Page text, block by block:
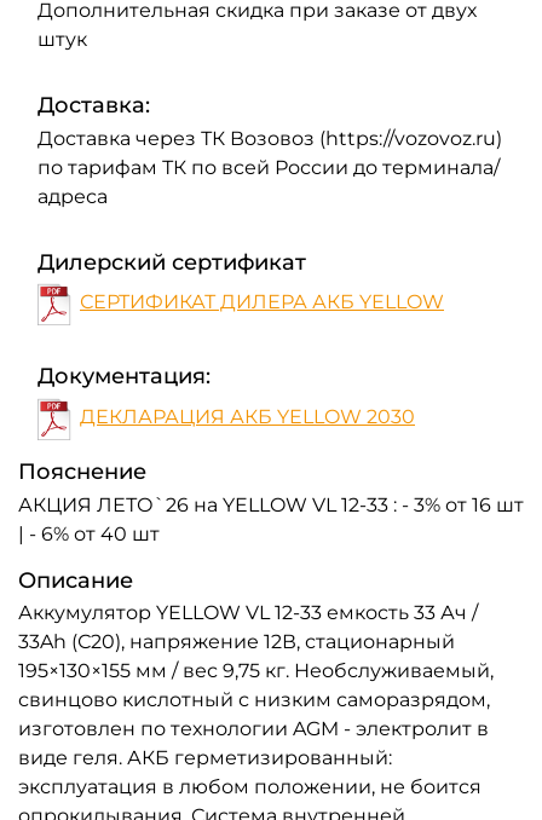
Дополнительная скидка при заказе от двух
штук
Доставка:
Доставка через ТК Возовоз (https://vozovoz.ru)
по тарифам ТК по всей России до терминала/
адреса
Дилерский сертификат
СЕРТИФИКАТ ДИЛЕРА АКБ YELLOW
Документация:
ДЕКЛАРАЦИЯ АКБ YELLOW 2030
Пояснение
АКЦИЯ ЛЕТО`26 на YELLOW VL 12-33 : - 3% от 16 шт
| - 6% от 40 шт
Описание
Аккумулятор YELLOW VL 12-33 емкость 33 Ач /
33Ah (С20), напряжение 12В, стационарный
195×130×155 мм / вес 9,75 кг. Необслуживаемый,
свинцово кислотный с низким саморазрядом,
изготовлен по технологии AGM - электролит в
виде геля. АКБ герметизированный:
эксплуатация в любом положении, не боится